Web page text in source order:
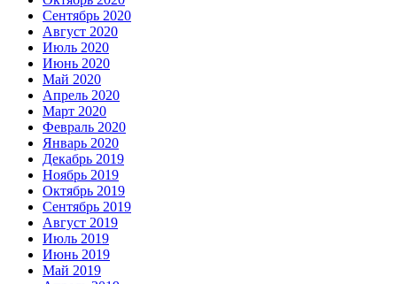
Сентябрь 2020
Август 2020
Июль 2020
Июнь 2020
Май 2020
Апрель 2020
Март 2020
Февраль 2020
Январь 2020
Декабрь 2019
Ноябрь 2019
Октябрь 2019
Сентябрь 2019
Август 2019
Июль 2019
Июнь 2019
Май 2019